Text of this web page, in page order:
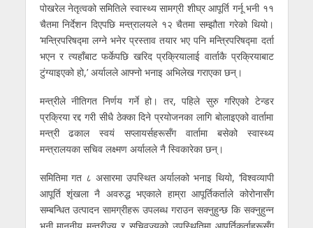
पोखरेल नेतृत्वको समितिले स्वास्थ्य सामग्री शीघ्र आपूर्ति गर्नू भनी ११
चैतमा निर्देशन दिएपछि मन्त्रालयले १२ चैतमा सम्झौता गरेको थियो।
‘मन्त्रिपरिषद्मा लग्ने भनेर प्रस्ताव तयार भए पनि मन्त्रिपरिषद्मा दर्ता
भएन र त्यहाँबाट फर्केपछि खरिद प्रक्रियालाई वार्ताकै प्रक्रियाबाट
टुंग्याइएको हो,’ अर्यालले आफ्नो भनाइ अभिलेख गराएका छन्।
मन्त्रीले नीतिगत निर्णय गर्ने हो। तर, पहिले सुरु गरिएको टेन्डर
प्रक्रिया रद्द गरी सीधै ठेक्का दिने प्रयोजनका लागि बोलाइएको वार्तामा
मन्त्री ढकाल स्वयं सप्लायर्सहरूसँग वार्तामा बसेको स्वास्थ्य
मन्त्रालयका सचिव लक्ष्मण अर्यालले नै स्विकारेका छन्।
समितिमा गत ८ असारमा उपस्थित अर्यालको भनाइ थियो, ‘विश्वव्यापी
आपूर्ति शृंखला नै अवरुद्ध भएकाले हाम्रा आपूर्तिकर्ताले कोरोनासँग
सम्बन्धित उत्पादन सामग्रीहरू उपलब्ध गराउन सक्नुहुन्छ कि सक्नुहुन्न
भनी माननीय मन्त्रीज्यू र सचिवज्यूको उपस्थितिमा आपूर्तिकर्ताहरूसँग